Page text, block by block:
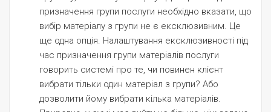
призначення групи послуги необхідно вказати, що
вибір матеріалу з групи не є ексклюзивним. Це
ще одна опція. Налаштування ексклюзивності під
час призначення групи матеріалів послуги
говорить системі про те, чи повинен клієнт
вибрати тільки один матеріал з групи? Або
дозволити йому вибрати кілька матеріалів.